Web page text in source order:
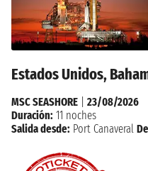
Estados Unidos,
MSC SEASHORE
23/08/2026
Duración: 11 noches
Salida desde: Port Canaveral